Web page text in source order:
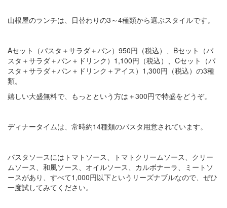
山根屋のランチは、日替わりの3～4種類から選ぶスタイルです。
Aセット（パスタ＋サラダ＋パン）950円（税込）、Bセット（パ
スタ＋サラダ＋パン＋ドリンク）1,100円（税込）、Cセット（パ
スタ＋サラダ＋パン＋ドリンク＋アイス）1,300円（税込）の3種
類。
嬉しい大盛無料で、もっとという方は＋300円で特盛をどうぞ。
ディナータイムは、常時約14種類のパスタ用意されています。
パスタソースにはトマトソース、トマトクリームソース、クリー
ムソース、和風ソース、オイルソース、カルボナーラ、ミートソ
ースがあり、すべて1,000円以下というリーズナブルなので、ぜひ
一度試してみてください。